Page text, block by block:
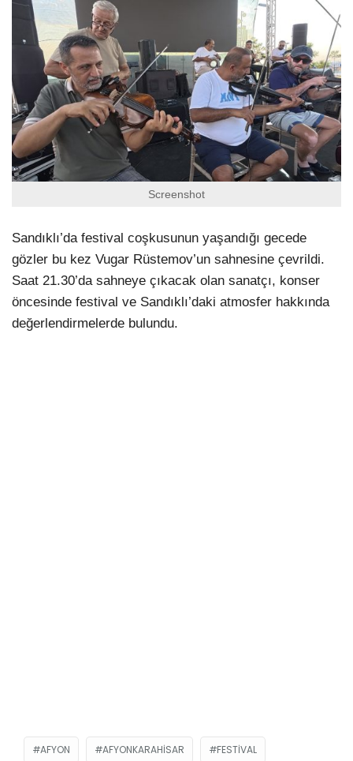
Screenshot
Sandıklı’da festival coşkusunun yaşandığı gecede
gözler bu kez Vugar Rüstemov’un sahnesine çevrildi.
Saat 21.30’da sahneye çıkacak olan sanatçı, konser
öncesinde festival ve Sandıklı’daki atmosfer hakkında
değerlendirmelerde bulundu.
AFYON AFYONKARAHISAR FESTIVAL